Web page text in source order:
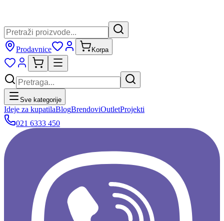
Prodavnice Korpa
Sve kategorije
Ideje za kupatilaBlogBrendoviOutletProjekti
021 6333 450